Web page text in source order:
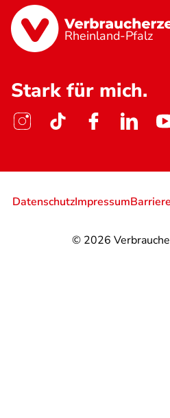
Rheinland-Pfalz
Stark für mich.
© 2026
DatenschutzImpressum